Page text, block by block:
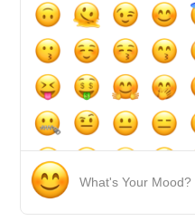
What's Your Mood?